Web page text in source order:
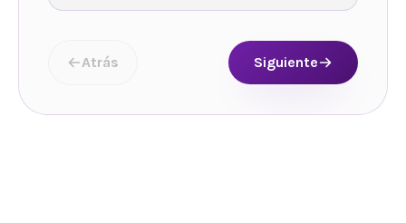
Atrás Siguiente